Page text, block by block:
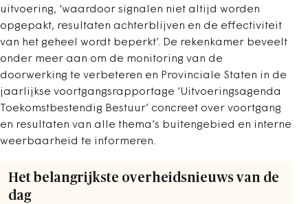
uitvoering, ‘waardoor signalen niet altijd worden
opgepakt, resultaten achterblijven en de effectiviteit
van het geheel wordt beperkt’. De rekenkamer beveelt
onder meer aan om de monitoring van de
doorwerking te verbeteren en Provinciale Staten in de
jaarlijkse voortgangsrapportage ‘Uitvoeringsagenda
Toekomstbestendig Bestuur’ concreet over voortgang
en resultaten van alle thema’s buitengebied en interne
weerbaarheid te informeren.
Het belangrijkste overheidsnieuws van de
dag